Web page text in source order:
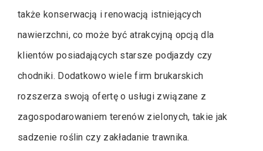
także konserwacją i renowacją istniejących
nawierzchni, co może być atrakcyjną opcją dla
klientów posiadających starsze podjazdy czy
chodniki. Dodatkowo wiele firm brukarskich
rozszerza swoją ofertę o usługi związane z
zagospodarowaniem terenów zielonych, takie jak
sadzenie roślin czy zakładanie trawnika.